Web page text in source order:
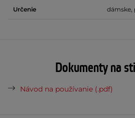
Určenie dámske,
Dokumenty na
Návod na používanie (.pdf)